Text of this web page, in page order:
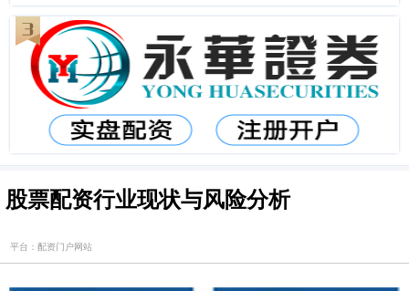
股票配资行业现状与风险分析
平台：配资门户网站